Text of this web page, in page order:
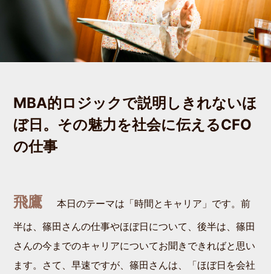
MBA的ロジックで説明しきれないほ
ぼ日。その魅力を社会に伝えるCFO
の仕事
飛鷹本日のテーマは「時間とキャリア」です。前
半は、篠田さんの仕事やほぼ日について、後半は、篠田
さんの今までのキャリアについてお聞きできればと思い
ます。さて、早速ですが、篠田さんは、「ほぼ日を会社